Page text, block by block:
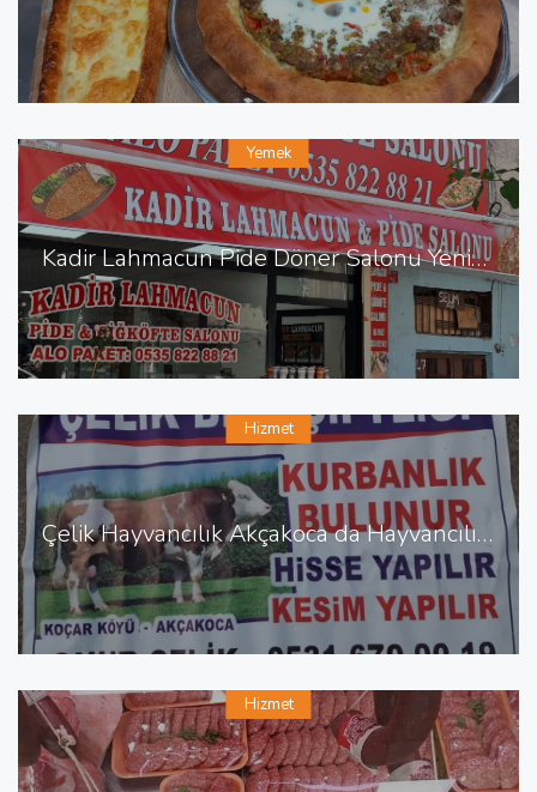
Kadir Lahmacun Pide Döner Salonu Yenişehir de Lahmacun Pide
Yemek
Çelik Hayvancılık Akçakoca da Hayvancılık Besicilik
Hizmet
Hizmet